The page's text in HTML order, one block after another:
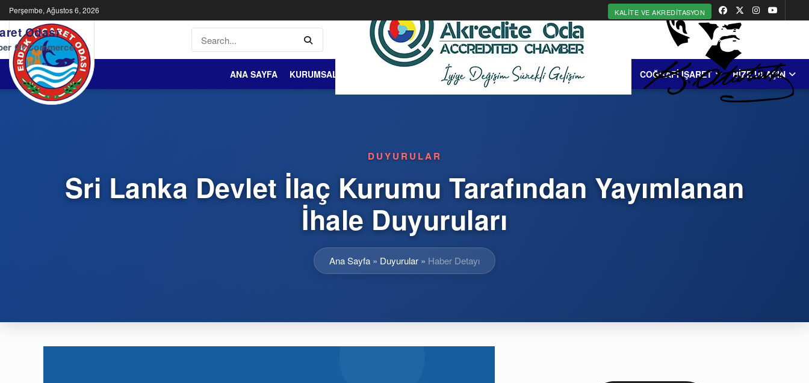
Perşembe, Ağustos 6, 2026 KALITE VE AKREDITASYON
Odası
Of Commerce
ANA SAYFA KURUMSAL DIŞ TİCARET BİLGİ MERKEZİ COĞRAFİ İŞARET BİZE ULAŞIN
DUYURULAR
Sri Lanka Devlet İlaç Kurumu Tarafından Yayımlanan
İhale Duyuruları
Ana Sayfa » Duyurular » Haber Detayı